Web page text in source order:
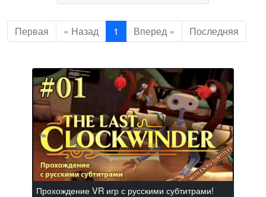
Первая « Назад 1 Вперед » Последняя
Прохождение VR игр с русскими субтитрами!